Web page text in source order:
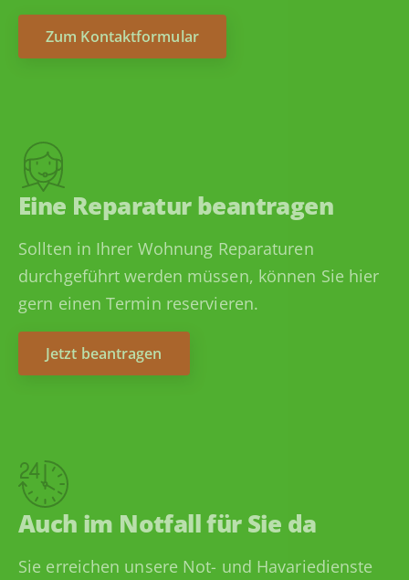
Zum Kontaktformular
Eine Reparatur beantragen
Sollten in Ihrer Wohnung Reparaturen
durchgeführt werden müssen, können Sie hier
gern einen Termin reservieren.
Jetzt beantragen
Auch im Notfall für Sie da
Sie erreichen unsere Not- und Havariedienste